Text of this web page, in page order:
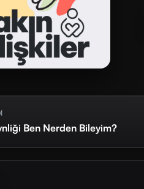
Ben Nerden Bileyim?